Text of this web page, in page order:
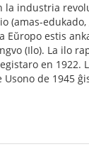
la industria
(amas-
estis
(Ilo). La ilo
en 1922.
de 1945